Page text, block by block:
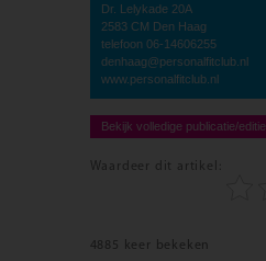
Dr. Lelykade 20A
2583 CM Den Haag
telefoon 06-14606255
denhaag@personalfitclub.nl
www.personalfitclub.nl
Bekijk volledige publicatie/editie
Waardeer dit artikel:
4885 keer bekeken